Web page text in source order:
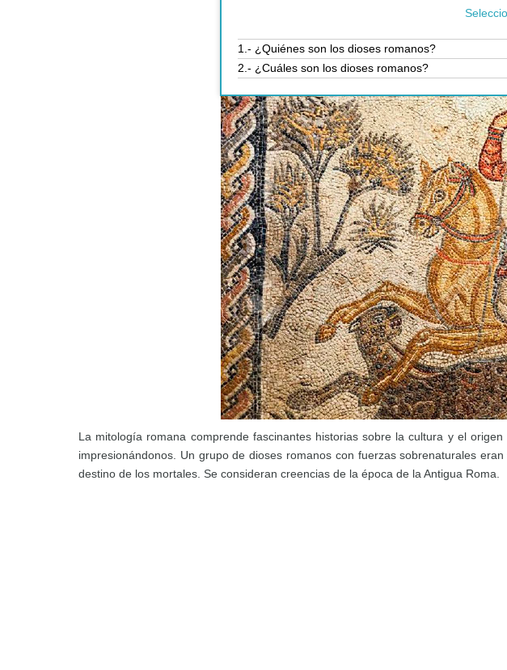
1.- ¿Quiénes son los dioses romanos?
2.- ¿Cuáles son los dioses romanos?
La mitología romana comprende fascinantes historias sobre la cultura y el
impresionándonos. Un grupo de dioses romanos con fuerzas sobrenaturales
destino de los mortales. Se consideran creencias de la época de la Antigua Roma.